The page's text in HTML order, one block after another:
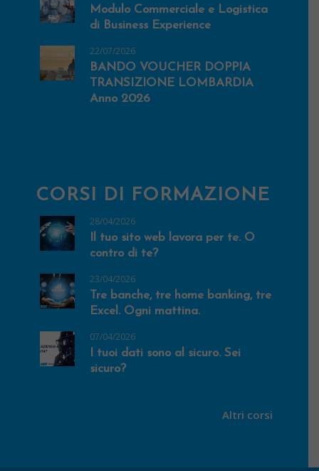
Modulo Commerciale e Logistica
di Business Experience
22/07/2026
BANDO VOUCHER DOPPIA
TRANSIZIONE LOMBARDIA
Anno 2026
CORSI DI FORMAZIONE
28/04/2026
Il tuo sito web lavora per te. O
contro di te?
23/04/2026
Tre banche, tre home banking, tre
Excel. Ogni mattina.
07/04/2026
I tuoi dati sono al sicuro. Sei
sicuro?
Altri corsi